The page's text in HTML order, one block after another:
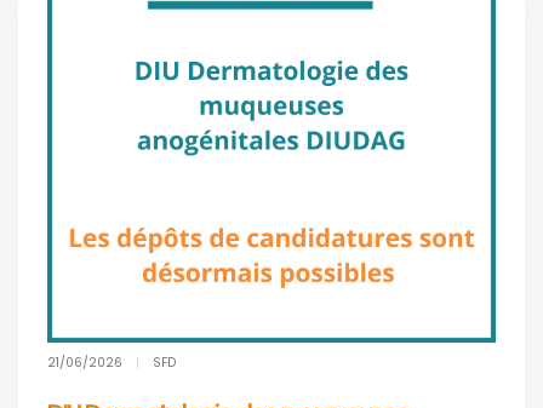
21/06/2026 SFD